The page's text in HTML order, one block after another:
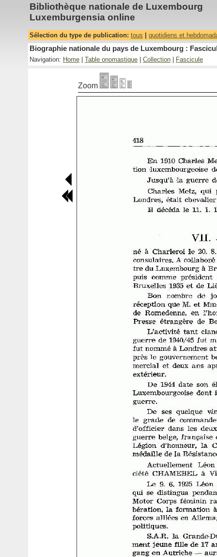
Bibliothèque nationale de Luxembourg
Luxemburgensia online
Sélection du type de publication: tous quotidiens et
Biographie nationale du pays de Luxembourg :
Navigation: Home Table onomastique Collection Fascicule
Zoom